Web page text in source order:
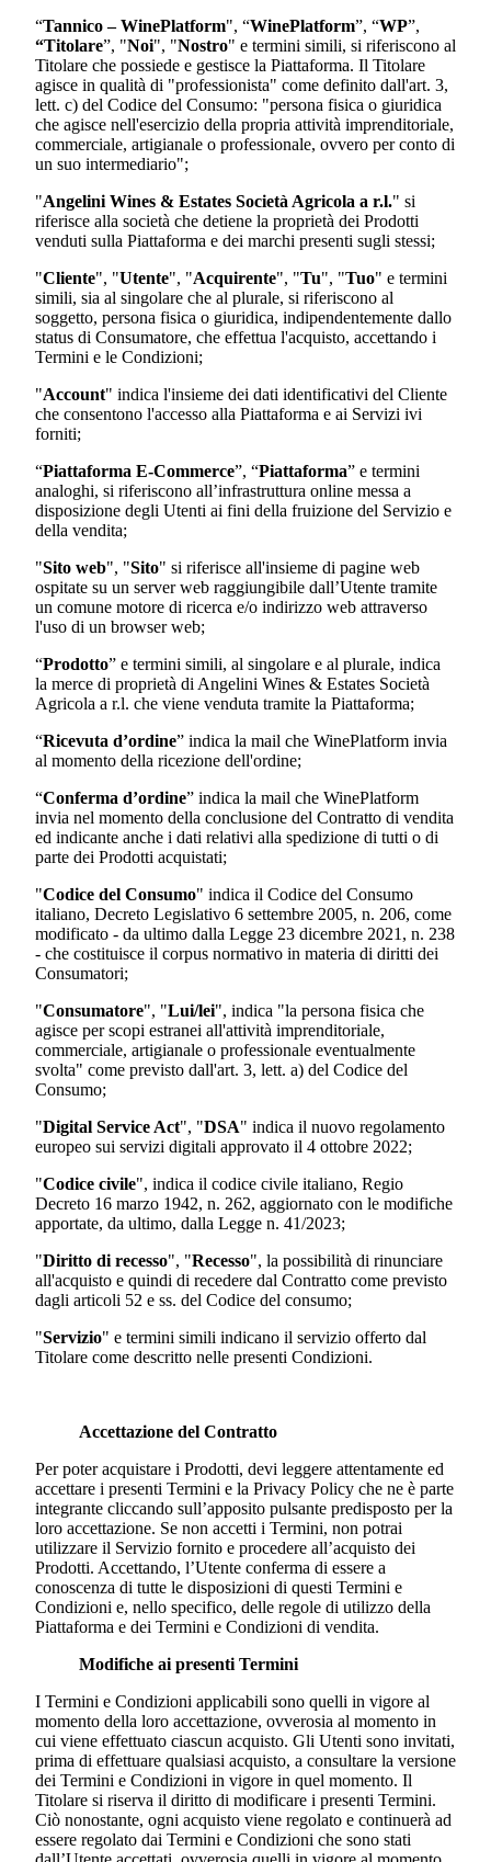
“Tannico – WinePlatform", “WinePlatform”, “WP”,
“Titolare”, "Noi", "Nostro" e termini simili, si riferiscono al
Titolare che possiede e gestisce la Piattaforma. Il Titolare
agisce in qualità di "professionista" come definito dall'art. 3,
lett. c) del Codice del Consumo: "persona fisica o giuridica
che agisce nell'esercizio della propria attività imprenditoriale,
commerciale, artigianale o professionale, ovvero per conto di
un suo intermediario";
"Angelini Wines & Estates Società Agricola a r.l." si
riferisce alla società che detiene la proprietà dei Prodotti
venduti sulla Piattaforma e dei marchi presenti sugli stessi;
"Cliente", "Utente", "Acquirente", "Tu", "Tuo" e termini
simili, sia al singolare che al plurale, si riferiscono al
soggetto, persona fisica o giuridica, indipendentemente dallo
status di Consumatore, che effettua l'acquisto, accettando i
Termini e le Condizioni;
"Account" indica l'insieme dei dati identificativi del Cliente
che consentono l'accesso alla Piattaforma e ai Servizi ivi
forniti;
“Piattaforma E-Commerce”, “Piattaforma” e termini
analoghi, si riferiscono all’infrastruttura online messa a
disposizione degli Utenti ai fini della fruizione del Servizio e
della vendita;
"Sito web", "Sito" si riferisce all'insieme di pagine web
ospitate su un server web raggiungibile dall’Utente tramite
un comune motore di ricerca e/o indirizzo web attraverso
l'uso di un browser web;
“Prodotto” e termini simili, al singolare e al plurale, indica
la merce di proprietà di Angelini Wines & Estates Società
Agricola a r.l. che viene venduta tramite la Piattaforma;
“Ricevuta d’ordine” indica la mail che WinePlatform invia
al momento della ricezione dell'ordine;
“Conferma d’ordine” indica la mail che WinePlatform
invia nel momento della conclusione del Contratto di vendita
ed indicante anche i dati relativi alla spedizione di tutti o di
parte dei Prodotti acquistati;
"Codice del Consumo" indica il Codice del Consumo
italiano, Decreto Legislativo 6 settembre 2005, n. 206, come
modificato - da ultimo dalla Legge 23 dicembre 2021, n. 238
- che costituisce il corpus normativo in materia di diritti dei
Consumatori;
"Consumatore", "Lui/lei", indica "la persona fisica che
agisce per scopi estranei all'attività imprenditoriale,
commerciale, artigianale o professionale eventualmente
svolta" come previsto dall'art. 3, lett. a) del Codice del
Consumo;
"Digital Service Act", "DSA" indica il nuovo regolamento
europeo sui servizi digitali approvato il 4 ottobre 2022;
"Codice civile", indica il codice civile italiano, Regio
Decreto 16 marzo 1942, n. 262, aggiornato con le modifiche
apportate, da ultimo, dalla Legge n. 41/2023;
"Diritto di recesso", "Recesso", la possibilità di rinunciare
all'acquisto e quindi di recedere dal Contratto come previsto
dagli articoli 52 e ss. del Codice del consumo;
"Servizio" e termini simili indicano il servizio offerto dal
Titolare come descritto nelle presenti Condizioni.
Accettazione del Contratto
Per poter acquistare i Prodotti, devi leggere attentamente ed
accettare i presenti Termini e la Privacy Policy che ne è parte
integrante cliccando sull’apposito pulsante predisposto per la
loro accettazione. Se non accetti i Termini, non potrai
utilizzare il Servizio fornito e procedere all’acquisto dei
Prodotti. Accettando, l’Utente conferma di essere a
conoscenza di tutte le disposizioni di questi Termini e
Condizioni e, nello specifico, delle regole di utilizzo della
Piattaforma e dei Termini e Condizioni di vendita.
Modifiche ai presenti Termini
I Termini e Condizioni applicabili sono quelli in vigore al
momento della loro accettazione, ovverosia al momento in
cui viene effettuato ciascun acquisto. Gli Utenti sono invitati,
prima di effettuare qualsiasi acquisto, a consultare la versione
dei Termini e Condizioni in vigore in quel momento. Il
Titolare si riserva il diritto di modificare i presenti Termini.
Ciò nonostante, ogni acquisto viene regolato e continuerà ad
essere regolato dai Termini e Condizioni che sono stati